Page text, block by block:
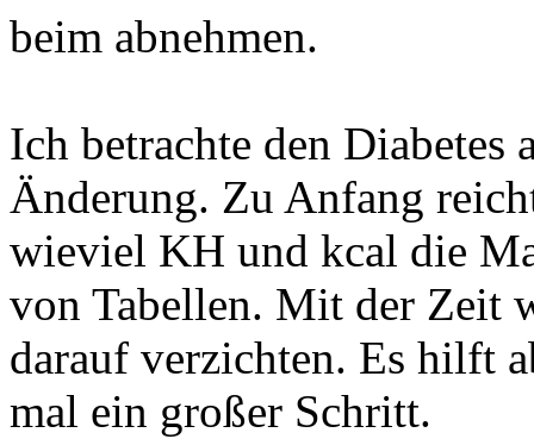
beim abnehmen.
Ich betrachte den
Änderung. Zu Anfang
wieviel KH und kcal die
von Tabellen. Mit der Zeit
darauf verzichten. Es hilft
mal ein großer Schritt.